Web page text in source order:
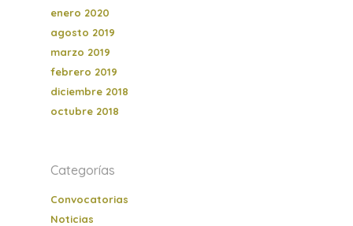
enero 2020
agosto 2019
marzo 2019
febrero 2019
diciembre 2018
octubre 2018
Categorías
Convocatorias
Noticias